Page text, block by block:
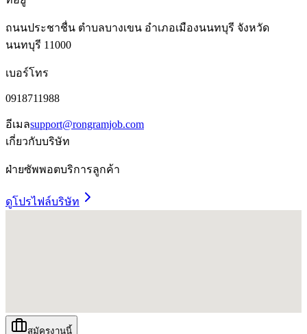
ถนนประชาชื่น ตำบลบางเขน อำเภอเมืองนนทบุรี จังหวัด
นนทบุรี 11000
เบอร์โทร
0918711988
อีเมลsupport@rongramjob.com
เกี่ยวกับบริษัท
ฝ่ายซัพพอตบริการลูกค้า
ดูโปรไฟล์บริษัท
สมัครงานนี้